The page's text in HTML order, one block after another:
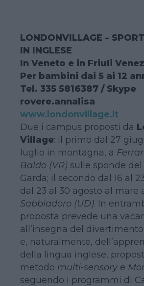
LONDONVILLAGE –
IN INGLESE
In Veneto e in Friuli
Per bambini dai 5 ai 12
Tel. 335 5816387 / Skype
rovere.annalisa
www.londonvillage.it
Due i campus proposti da
Village: il primo dal 27
luglio in montagna, a
Baldo (VR) sulle sponde del
Garda; il secondo dal 16 al
dal 23 al 30 agosto al mare
Sabbiadoro (UD). In
proposta prevede una
all’insegna del
e, naturalmente,
della lingua inglese,
metodo multi-sensorye
seguendo i programmi di